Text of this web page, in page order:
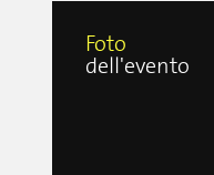
Foto
dell'evento